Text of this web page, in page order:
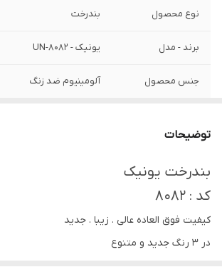
نوع محصول بندرخت
برند - مدل یونیک - UN-8082
جنس محصول آلومینیوم ضد زنگ
توضیحات
بندرخت یونیک
کد : 8082
کیفیت فوق العاده عالی . زیبا . جدید
در ۳ رنگ جدید و متنوع